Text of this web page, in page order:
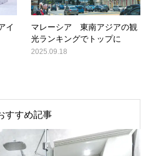
イ
マレーシア 東南アジアの観
光ランキングでトップに
2025.09.18
すすめ記事